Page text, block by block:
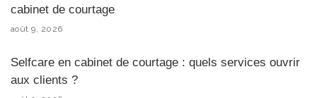
cabinet de courtage
août 9, 2026
Selfcare en cabinet de courtage : quels services ouvrir
aux clients ?